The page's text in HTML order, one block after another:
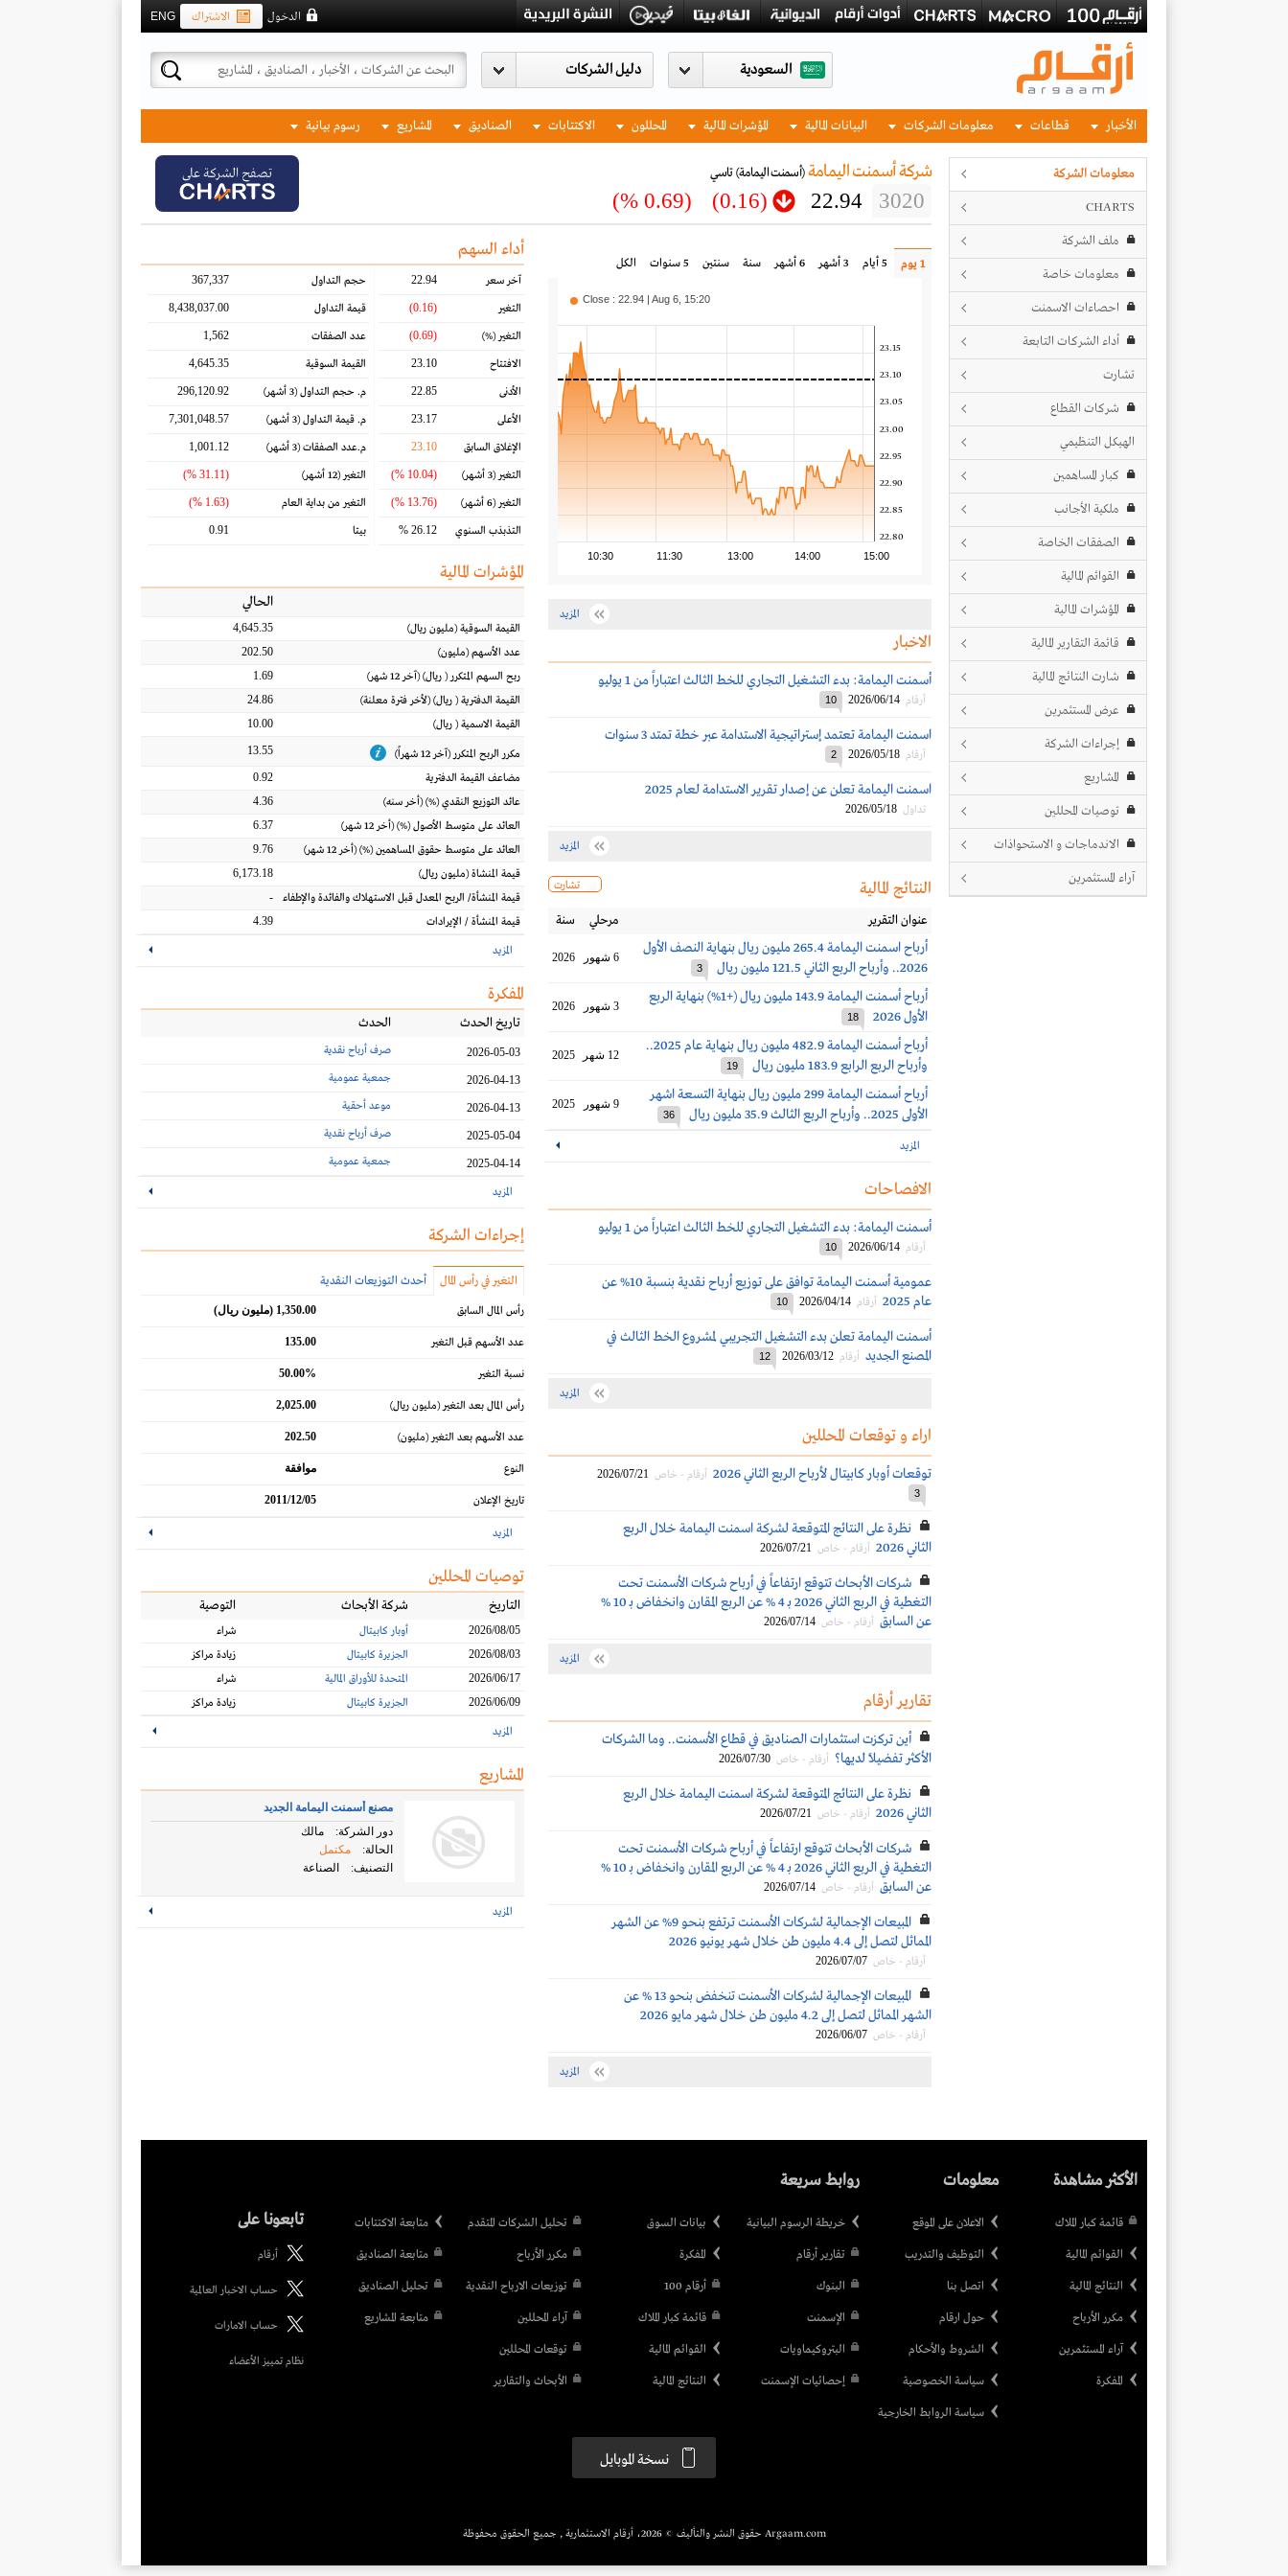
ENG الاشتراك الدخول
السعودية
الأخبار قطاعات معلومات الشركات البيانات المالية المؤشرات المالية المحللون الاكتتابات الصناديق المشاريع رسوم بيانية
معلومات الشركة
CHARTS
ملف الشركة
معلومات خاصة
احصاءات الاسمنت
أداء الشركات التابعة
تشارت
شركات القطاع
الهيكل التنظيمي
كبار المساهمين
ملكية الأجانب
الصفقات الخاصة
القوائم المالية
المؤشرات المالية
قائمة التقارير المالية
شارت النتائج المالية
عرض المستثمرين
إجراءات الشركة
المشاريع
توصيات المحللين
الاندماجات و الاستحواذات
آراء المستثمرين
شركة أسمنت اليمامة (أسمنت اليمامة)تاسي
3020
22.94
(0.16)
(0.69 %)
تصفح الشركة على
1 يوم 5 أيام 3 أشهر 6 أشهر سنة سنتين 5 سنوات الكل
10:30 11:30 13:00 14:00 15:00
22.80
22.85
22.90
22.95
23.00
23.05
23.10
23.15
Close : 22.94 | Aug 6, 15:20
المزيد
الاخبار
أسمنت اليمامة: بدء التشغيل التجاري للخط الثالث اعتباراً من 1 يوليو
أرقام 2026/06/14
10
اسمنت اليمامة تعتمد إستراتيجية الاستدامة عبر خطة تمتد 3 سنوات
أرقام 2026/05/18
2
اسمنت اليمامة تعلن عن إصدار تقرير الاستدامة لعام 2025
تداول 2026/05/18
المزيد
تشارت النتائج المالية
عنوان التقرير مرحلي سنة
أرباح اسمنت اليمامة 265.4 مليون ريال بنهاية النصف الأول
2026.. وأرباح الربع الثاني 121.5 مليون ريال
3
6 شهور 2026
أرباح أسمنت اليمامة 143.9 مليون ريال (+1%) بنهاية الربع
الأول 2026
18
3 شهور 2026
أرباح أسمنت اليمامة 482.9 مليون ريال بنهاية عام 2025..
وأرباح الربع الرابع 183.9 مليون ريال
19
12 شهر 2025
أرباح أسمنت اليمامة 299 مليون ريال بنهاية التسعة اشهر
الأولى 2025.. وأرباح الربع الثالث 35.9 مليون ريال
36
9 شهور 2025
المزيد
الافصاحات
أسمنت اليمامة: بدء التشغيل التجاري للخط الثالث اعتباراً من 1 يوليو
أرقام 2026/06/14
10
عمومية أسمنت اليمامة توافق على توزيع أرباح نقدية بنسبة 10% عن
عام 2025
أرقام 2026/04/14
10
أسمنت اليمامة تعلن بدء التشغيل التجريبي لمشروع الخط الثالث في
المصنع الجديد أرقام 2026/03/12
12
المزيد
اراء و توقعات المحللين
توقعات أوبار كابيتال لأرباح الربع الثاني 2026 أرقام - خاص 2026/07/21
3
نظرة على النتائج المتوقعة لشركة اسمنت اليمامة خلال الربع
الثاني 2026
أرقام - خاص 2026/07/21
شركات الأبحاث تتوقع ارتفاعاً في أرباح شركات الأسمنت تحت
التغطية في الربع الثاني 2026 بـ 4 % عن الربع المقارن وانخفاض بـ 10 %
عن السابق أرقام - خاص 2026/07/14
المزيد
تقارير أرقام
أين تركزت استثمارات الصناديق في قطاع الأسمنت.. وما الشركات
الأكثر تفضيلاً لديها؟ أرقام - خاص 2026/07/30
نظرة على النتائج المتوقعة لشركة اسمنت اليمامة خلال الربع
الثاني 2026
أرقام - خاص 2026/07/21
شركات الأبحاث تتوقع ارتفاعاً في أرباح شركات الأسمنت تحت
التغطية في الربع الثاني 2026 بـ 4 % عن الربع المقارن وانخفاض بـ 10 %
عن السابق أرقام - خاص 2026/07/14
المبيعات الإجمالية لشركات الأسمنت ترتفع بنحو 9% عن الشهر
المماثل لتصل إلى 4.4 مليون طن خلال شهر يونيو 2026
أرقام - خاص 2026/07/07
المبيعات الإجمالية لشركات الأسمنت تنخفض بنحو 13 % عن
الشهر المماثل لتصل إلى 4.2 مليون طن خلال شهر مايو 2026
أرقام - خاص 2026/06/07
المزيد
أداء السهم
آخر سعر 22.94
التغير (0.16)
التغير(%)
(0.69)
الافتتاح 23.10
الأدنى 22.85
الأعلى 23.17
الإغلاق السابق 23.10
التغير(3 أشهر) (10.04 %)
التغير(6 أشهر) (13.76 %)
التذبذب السنوي 26.12 %
حجم التداول 367,337
قيمة التداول 8,438,037.00
عدد الصفقات 1,562
القيمة السوقية 4,645.35
م. حجم التداول(3 أشهر) 296,120.92
م. قيمة التداول(3 أشهر) 7,301,048.57
م.عدد الصفقات(3 أشهر) 1,001.12
التغير(12 أشهر) (31.11 %)
التغير من بداية العام (1.63 %)
بيتا 0.91
المؤشرات المالية
الحالي
القيمة السوقية(مليون ريال)
4,645.35
عدد الأسهم(مليون)
202.50
ربح السهم المتكرر( ريال) (آخر 12 شهر)
1.69
القيمة الدفترية( ريال) (لأخر فترة معلنة)
24.86
القيمة الاسمية( ريال)
10.00
مكرر الربح المتكرر (آخر 12 شهراً) 13.55
مضاعف القيمة الدفترية
0.92
عائد التوزيع النقدي(%) (أخر سنه)
4.36
العائد على متوسط الأصول(%) (أخر 12 شهر)
6.37
العائد على متوسط حقوق المساهمين(%) (أخر 12 شهر)
9.76
قيمة المنشاة(مليون ريال)
6,173.18
قيمة المنشأة/ الربح المعدل قبل الاستهلاك والفائدة والإطفاء
-
قيمة المنشأة / الإيرادات
4.39
المزيد
المفكرة
تاريخ الحدث الحدث
2026-05-03 صرف أرباح نقدية
2026-04-13 جمعية عمومية
2026-04-13 موعد أحقية
2025-05-04 صرف أرباح نقدية
2025-04-14 جمعية عمومية
المزيد
إجراءات الشركة
التغير في رأس المال أحدث التوزيعات النقدية
رأس المال السابق 1,350.00 (مليون ريال)
عدد الأسهم قبل التغير 135.00
نسبة التغير 50.00%
رأس المال بعد التغير(مليون ريال) 2,025.00
عدد الأسهم بعد التغير(مليون) 202.50
النوع موافقة
تاريخ الإعلان 2011/12/05
المزيد
توصيات المحللين
التاريخ شركة الأبحاث التوصية
2026/08/05 أوبار كابيتال
شراء
2026/08/03
الجزيرة كابيتال
زيادة مراكز
2026/06/17
المتحدة للأوراق المالية
شراء
2026/06/09
الجزيرة كابيتال زيادة مراكز
المزيد
المشاريع
مصنع أسمنت اليمامة الجديد
دور الشركة:
مالك
الحالة:
مكتمل
التصنيف:
الصناعة
المزيد
الأكثر مشاهدة
قائمة كبار الملاك
القوائم المالية
النتائج المالية
مكرر الأرباح
آراء المستثمرين
المفكرة
معلومات
الاعلان على الموقع
التوظيف والتدريب
اتصل بنا
حول ارقام
الشروط والأحكام
سياسة الخصوصية
سياسة الروابط الخارجية
روابط سريعة
خريطة الرسوم البيانية
تقارير أرقام
البنوك
الإسمنت
البتروكيماويات
إحصائيات الإسمنت
بيانات السوق
المفكرة
أرقام 100
قائمة كبار الملاك
القوائم المالية
النتائج المالية
تحليل الشركات المتقدم
مكرر الأرباح
توزيعات الارباح النقدية
آراء المحللين
توقعات المحللين
الأبحاث والتقارير
متابعة الاكتتابات
متابعة الصناديق
تحليل الصناديق
متابعة المشاريع
تابعونا على
أرقام
حساب الاخبار العالمية
حساب الامارات
نظام تمييز الأعضاء
نسخة الموبايل
Argaam.com حقوق النشر والتأليف © 2026، أرقام الاستثمارية , جميع الحقوق محفوظة